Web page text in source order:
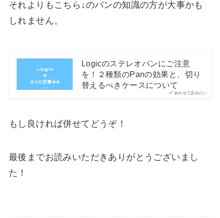
それよりもこちら↓のパンの知識の方が大事かも
しれません。
あわせて読みたい
Logicのステレオパンにご注意
を！２種類のPanの効果と、切り
替えるべきケースについて
もし良ければ併せてどうぞ！
最後までお読みいただきありがとうございまし
た！